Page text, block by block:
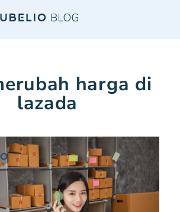
harga di
lazada